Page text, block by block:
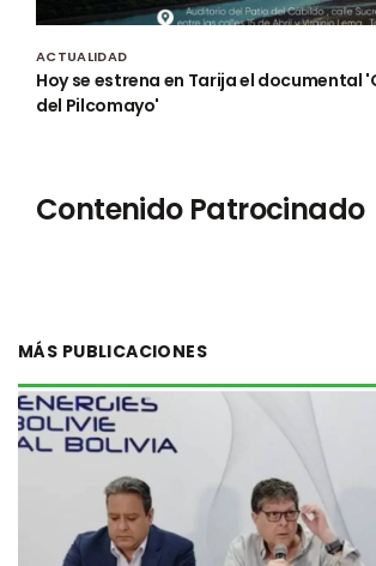
ACTUALIDAD
Hoy se estrena en Tarija el documental
del Pilcomayo'
Contenido Patrocinado
MÁS PUBLICACIONES